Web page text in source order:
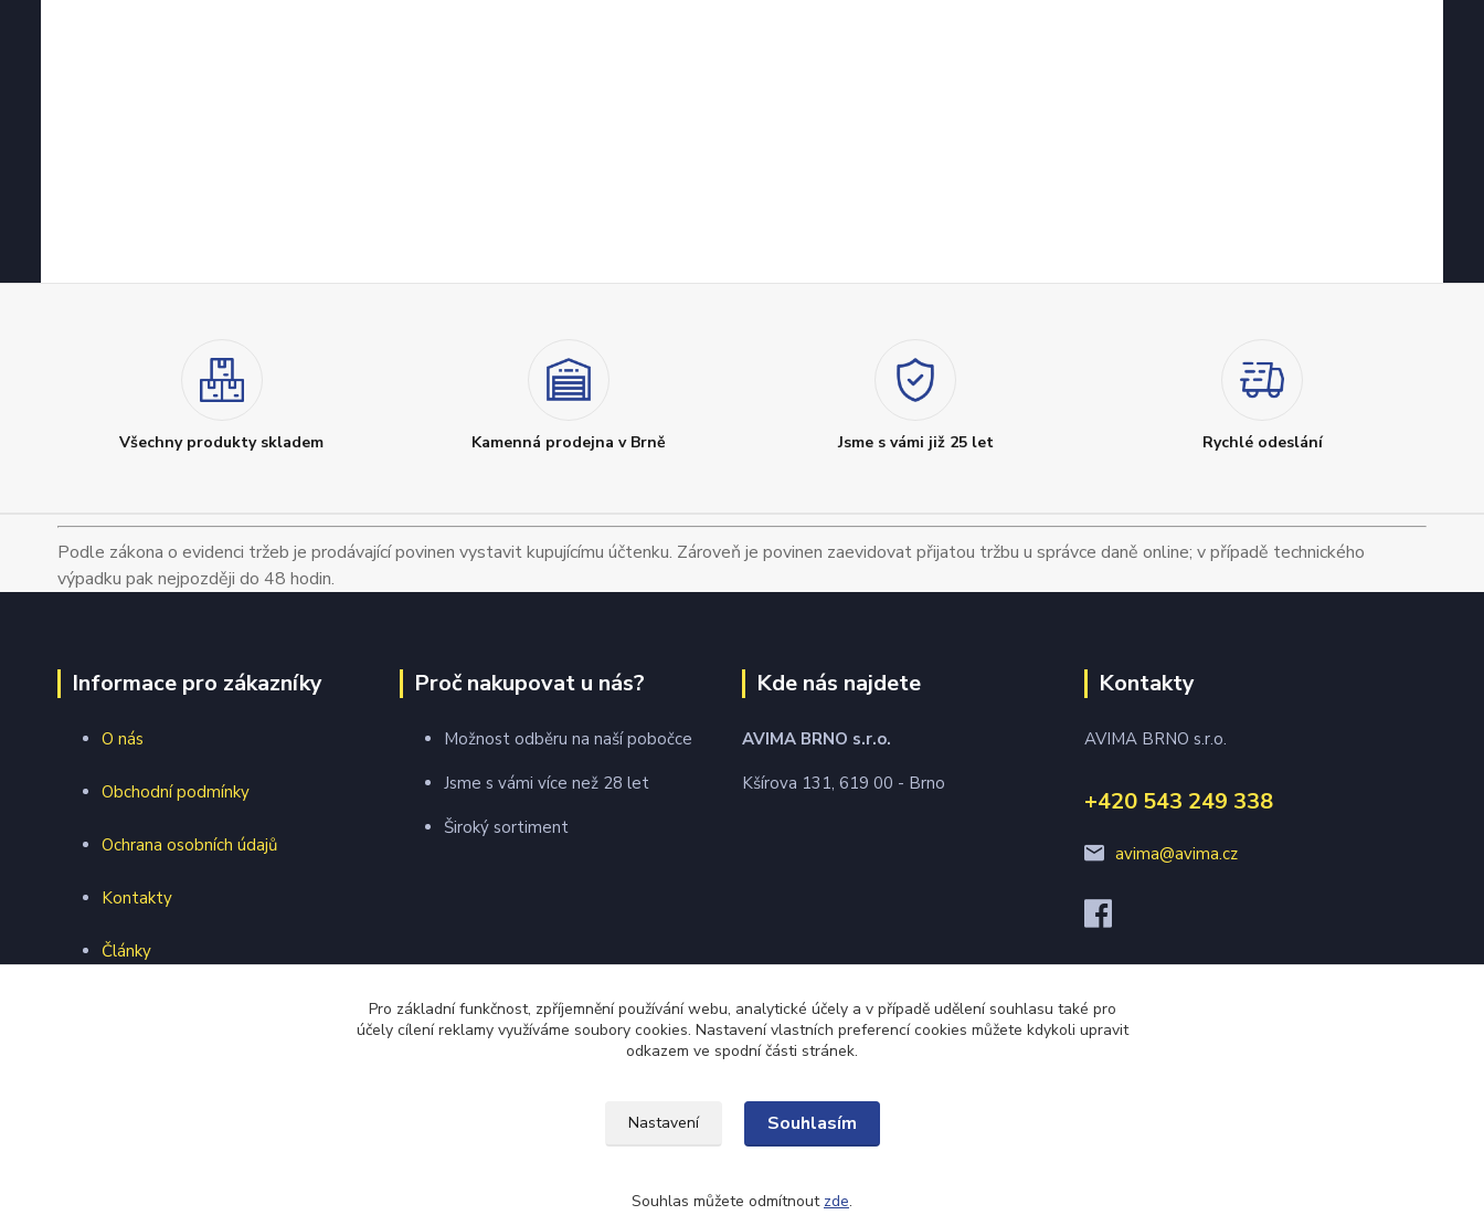
Všechny produkty skladem Kamenná prodejna v Brně Jsme s vámi již 25 let Rychlé odeslání
Podle zákona o evidenci tržeb je prodávající povinen vystavit kupujícímu účtenku. Zároveň je povinen zaevidovat přijatou tržbu u správce daně online; v případě technického
výpadku pak nejpozději do 48 hodin.
Informace pro zákazníky
O nás
Obchodní podmínky
Ochrana osobních údajů
Kontakty
Články
Proč nakupovat u nás?
Možnost odběru na naší pobočce
Jsme s vámi více než 28 let
Široký sortiment
Kde nás najdete
AVIMA BRNO s.r.o.
Kšírova 131, 619 00 - Brno
Kontakty
AVIMA BRNO s.r.o.
+420 543 249 338
avima@avima.cz
Pro základní funkčnost, zpříjemnění používání webu, analytické účely a v případě udělení souhlasu také pro
účely cílení reklamy využíváme soubory cookies. Nastavení vlastních preferencí cookies můžete kdykoli upravit
odkazem ve spodní části stránek.
Nastavení Souhlasím
Souhlas můžete odmítnout zde.